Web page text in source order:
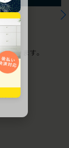
おります。
業日